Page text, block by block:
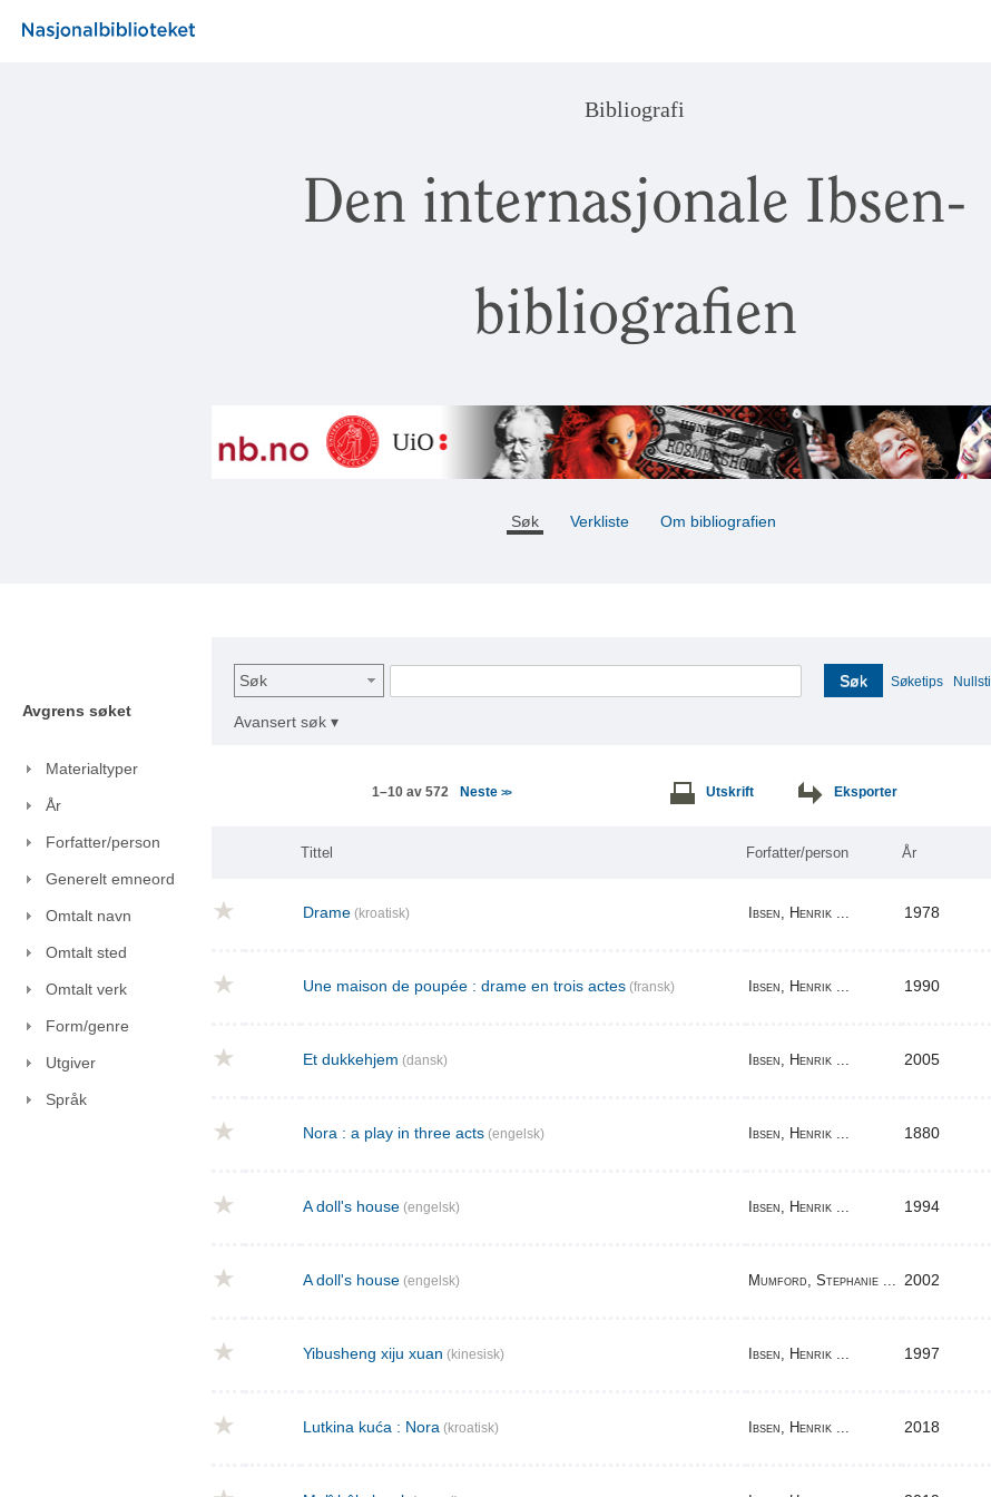
Bibliografi
Den internasjonale Ibsen-
bibliografien
Søk Verkliste Om bibliografien
Avgrens søket
Materialtyper
År
Forfatter/person
Generelt emneord
Omtalt navn
Omtalt sted
Omtalt verk
Form/genre
Utgiver
Språk
Søk Søk Søketips Nullstill
Avansert søk ▾
1–10 av 572 Neste >> Utskrift Eksporter
Tittel Forfatter/person År
Drame (kroatisk) Ibsen, Henrik ... 1978
Une maison de poupée : drame en trois actes (fransk) Ibsen, Henrik ... 1990
Et dukkehjem (dansk) Ibsen, Henrik ... 2005
Nora : a play in three acts (engelsk) Ibsen, Henrik ... 1880
A doll's house (engelsk) Ibsen, Henrik ... 1994
A doll's house (engelsk) Mumford, Stephanie ... 2002
Yibusheng xiju xuan (kinesisk) Ibsen, Henrik ... 1997
Lutkina kuća : Nora (kroatisk) Ibsen, Henrik ... 2018